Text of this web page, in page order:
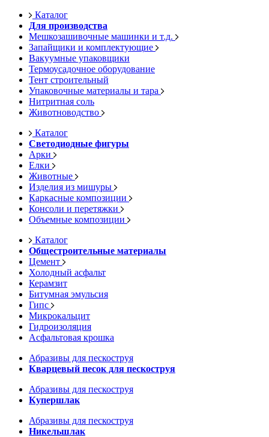
Каталог
Для производства
Мешкозашивочные машинки и т.д.
Запайщики и комплектующие
Вакуумные упаковщики
Термоусадочное оборудование
Тент строительный
Упаковочные материалы и тара
Нитритная соль
Животноводство
Каталог
Светодиодные фигуры
Арки
Елки
Животные
Изделия из мишуры
Каркасные композиции
Консоли и перетяжки
Объемные композиции
Каталог
Общестроительные материалы
Цемент
Холодный асфальт
Керамзит
Битумная эмульсия
Гипс
Микрокальцит
Гидроизоляция
Асфальтовая крошка
Абразивы для пескоструя
Кварцевый песок для пескоструя
Абразивы для пескоструя
Купершлак
Абразивы для пескоструя
Никельшлак